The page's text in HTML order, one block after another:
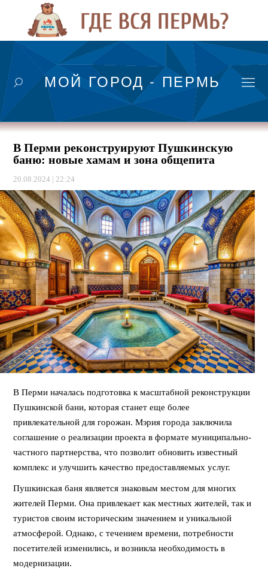
МОЙ ГОРОД - ПЕРМЬ
В Перми реконструируют Пушкинскую
баню: новые хамам и зона общепита
20.08.2024 | 22:24
В Перми началась подготовка к масштабной реконструкции
Пушкинской бани, которая станет еще более
привлекательной для горожан. Мэрия города заключила
соглашение о реализации проекта в формате муниципально-
частного партнерства, что позволит обновить известный
комплекс и улучшить качество предоставляемых услуг.
Пушкинская баня является знаковым местом для многих
жителей Перми. Она привлекает как местных жителей, так и
туристов своим историческим значением и уникальной
атмосферой. Однако, с течением времени, потребности
посетителей изменились, и возникла необходимость в
модернизации.